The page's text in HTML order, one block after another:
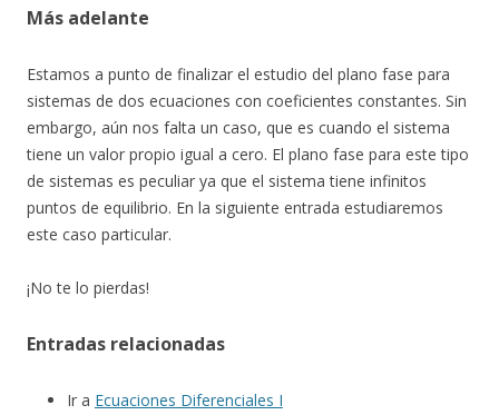
Más adelante
Estamos a punto de finalizar el estudio del plano fase para
sistemas de dos ecuaciones con coeficientes constantes. Sin
embargo, aún nos falta un caso, que es cuando el sistema
tiene un valor propio igual a cero. El plano fase para este tipo
de sistemas es peculiar ya que el sistema tiene infinitos
puntos de equilibrio. En la siguiente entrada estudiaremos
este caso particular.
¡No te lo pierdas!
Entradas relacionadas
Ir a Ecuaciones Diferenciales I